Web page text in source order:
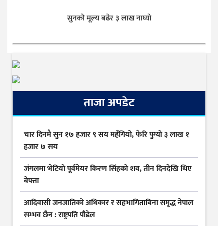
सुनकाे मूल्य बढेर ३ लाख नाघ्याे
ताजा अपडेट
चार दिनमै सुन १७ हजार ९ सय महँगियो, फेरि पुग्यो ३ लाख १
हजार ७ सय
जंगलमा भेटियो पूर्वमेयर किरण सिंहको शव, तीन दिनदेखि थिए
बेपत्ता
आदिवासी जनजातिको अधिकार र सहभागिताबिना समृद्ध नेपाल
सम्भव छैन : राष्ट्रपति पौडेल